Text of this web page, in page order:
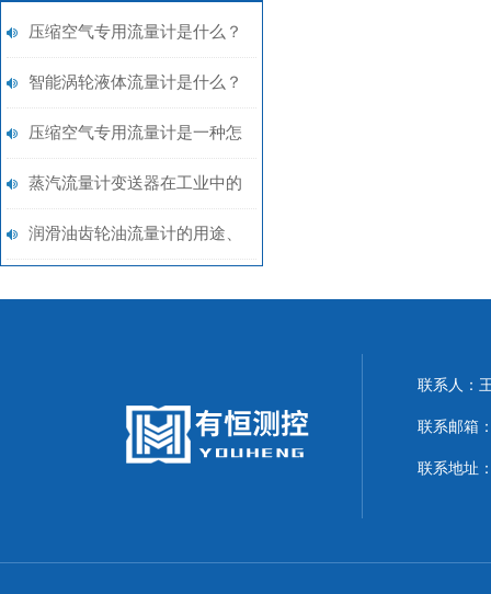
压缩空气专用流量计是什么？
工业管道中的气体测量工具
智能涡轮液体流量计是什么？
高精度液体计量技术解析
压缩空气专用流量计是一种怎
样的设备？
蒸汽流量计变送器在工业中的
用途及使用要点
润滑油齿轮油流量计的用途、
联系人：
联系邮箱
联系地址